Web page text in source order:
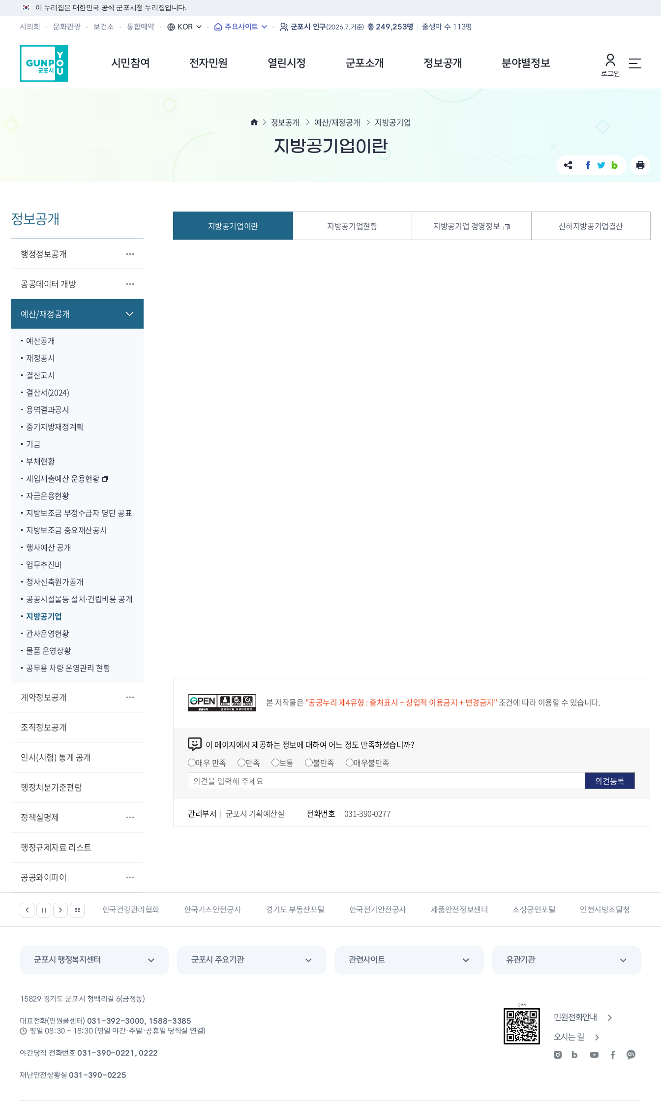
이 누리집은 대한민국 공식 군포시청 누리집입니다.
시의회 문화관광 보건소 통합예약 KOR 주요사이트 군포시 인구(2026.7.기준) 총 249,253명 출생아 수 113명
시민참여 전자민원 열린시정 군포소개 정보공개 분야별정보
로그인
정보공개
행정정보공개
공공데이터 개방
예산/재정공개
예산공개
재정공시
결산고시
결산서(2024)
용역결과공시
중기지방재정계획
기금
부채현황
세입세출예산 운용현황
자금운용현황
지방보조금 부정수급자 명단 공표
지방보조금 중요재산공시
행사예산 공개
업무추진비
청사신축원가공개
공공시설물등 설치·건립비용 공개
지방공기업
관사운영현황
물품 운영상황
공무용 차량 운영관리 현황
계약정보공개
조직정보공개
인사(시험) 통계 공개
행정처분기준편람
정책실명제
행정규제자료 리스트
공공와이파이
정보공개 예산/재정공개 지방공기업
지방공기업이란
지방공기업이란 지방공기업현황 지방공기업 경영정보 산하지방공기업결산
본 저작물은 "공공누리 제4유형 : 출처표시 + 상업적 이용금지 + 변경금지" 조건에 따라 이용할 수 있습니다.
이 페이지에서 제공하는 정보에 대하여 어느 정도 만족하셨습니까?
매우 만족
만족 보통 불만족 매우불만족
관리부서 군포시 기획예산실 전화번호 031-390-0277
시설 등 위치찾기서비스 한국건강관리협회 한국가스안전공사 경기도 부동산포털 한국전기안전공사 제품안전정보센터 소상공인포털 인천지방조달청
군포시 행정복지센터 군포시 주요기관 관련사이트 유관기관
15829 경기도 군포시 청백리길 6(금정동)
대표전화(민원콜센터) 031-392-3000, 1588-3385
평일 08:30 ~ 18:30 (평일 야간·주말·공휴일 당직실 연결)
야간당직 전화번호031-390-0221, 0222
재난안전상황실 031-390-0225
민원전화안내
오시는 길